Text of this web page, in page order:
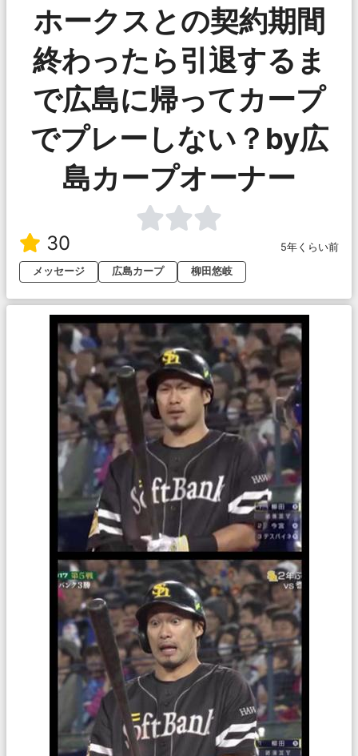
ホークスとの契約期間
終わったら引退するま
で広島に帰ってカープ
でプレーしない？by広
島カープオーナー
30
5年くらい前
メッセージ
広島カープ 柳田悠岐